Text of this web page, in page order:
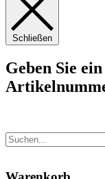
Schließen
Geben Sie